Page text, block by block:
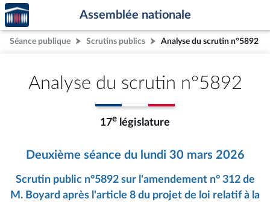
Aller au contenu
Aller en bas de la page
Accèder
à la
page
d'accueil
Assemblée nationale
Séance publique Scrutins publics Analyse du scrutin n°5892
Analyse du scrutin n°5892
17e législature
Deuxième séance du lundi 30 mars 2026
Scrutin public n°5892 sur l'amendement n° 312 de
M. Boyard après l'article 8 du projet de loi relatif à la